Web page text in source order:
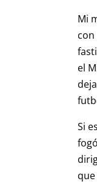
Mi
el
Si